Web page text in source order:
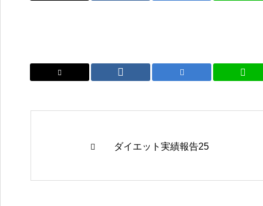
ダイエット実績報告25